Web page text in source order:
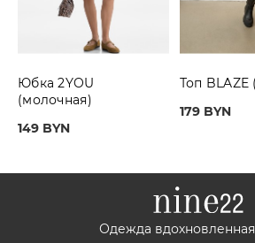
Юбка 2YOU
(молочная)
149 BYN
Топ
179 BYN
Одежда